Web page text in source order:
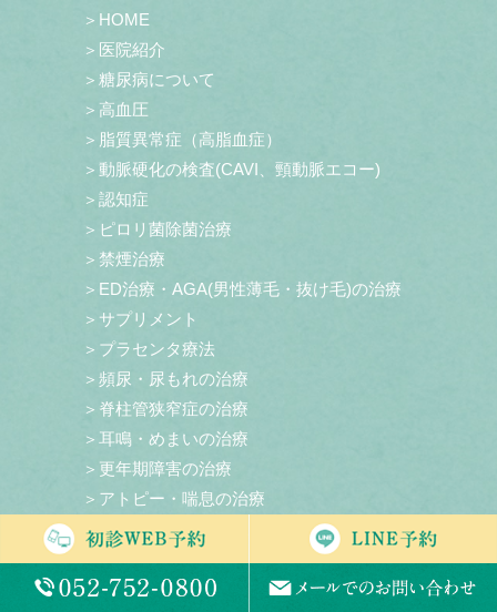
＞HOME
＞医院紹介
＞糖尿病について
＞高血圧
＞脂質異常症（高脂血症）
＞動脈硬化の検査(CAVI、頸動脈エコー)
＞認知症
＞ピロリ菌除菌治療
＞禁煙治療
＞ED治療・AGA(男性薄毛・抜け毛)の治療
＞サプリメント
＞プラセンタ療法
＞頻尿・尿もれの治療
＞脊柱管狭窄症の治療
＞耳鳴・めまいの治療
＞更年期障害の治療
＞アトピー・喘息の治療
＞プラセンタのツボ注射
＞がん検診